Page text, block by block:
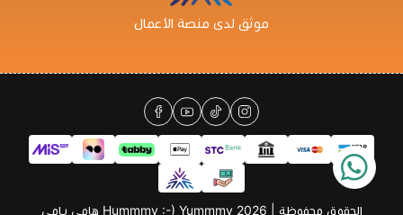
موثق لدى منصة الأعمال
الحقوق محفوظة | 2026 Hummmy :-) Yummmy هامي يامي